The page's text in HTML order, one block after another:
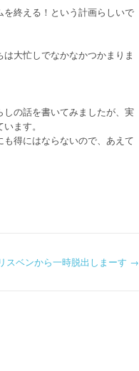
終える！という計画らしいで
大忙しでなかなかつかまりま
の話を書いてみましたが、実
ます。
得にはならないので、あえて
スベンから一時脱出しまーす →